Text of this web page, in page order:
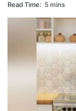
Read Time: 5 mins